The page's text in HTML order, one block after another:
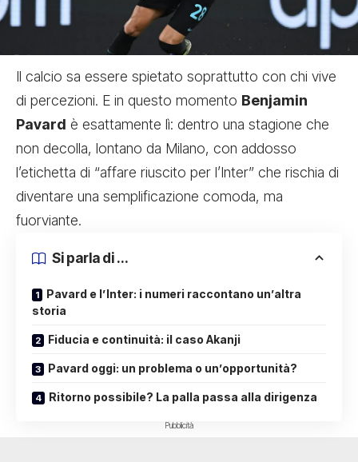
Il calcio sa essere spietato soprattutto con chi vive
di percezioni. E in questo momento Benjamin
Pavard è esattamente lì: dentro una stagione che
non decolla, lontano da Milano, con addosso
l’etichetta di “affare riuscito per l’Inter” che rischia di
diventare una semplificazione comoda, ma
fuorviante.
Si parla di ...
Pavard e l’Inter: i numeri raccontano un’altra
storia
Fiducia e continuità: il caso Akanji
Pavard oggi: un problema o un’opportunità?
Ritorno possibile? La palla passa alla dirigenza
Pubblicità